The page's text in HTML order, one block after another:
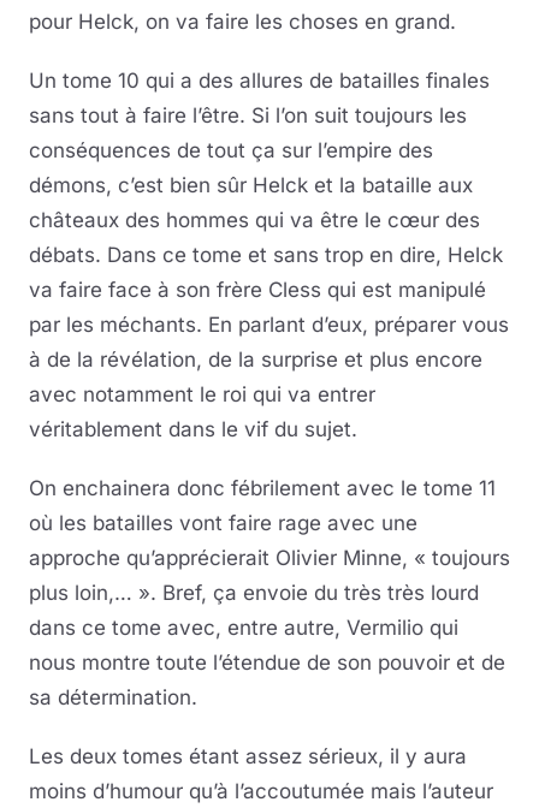
pour Helck, on va faire les choses en grand.
Un tome 10 qui a des allures de batailles finales
sans tout à faire l’être. Si l’on suit toujours les
conséquences de tout ça sur l’empire des
démons, c’est bien sûr Helck et la bataille aux
châteaux des hommes qui va être le cœur des
débats. Dans ce tome et sans trop en dire, Helck
va faire face à son frère Cless qui est manipulé
par les méchants. En parlant d’eux, préparer vous
à de la révélation, de la surprise et plus encore
avec notamment le roi qui va entrer
véritablement dans le vif du sujet.
On enchainera donc fébrilement avec le tome 11
où les batailles vont faire rage avec une
approche qu’apprécierait Olivier Minne, « toujours
plus loin,… ». Bref, ça envoie du très très lourd
dans ce tome avec, entre autre, Vermilio qui
nous montre toute l’étendue de son pouvoir et de
sa détermination.
Les deux tomes étant assez sérieux, il y aura
moins d’humour qu’à l’accoutumée mais l’auteur